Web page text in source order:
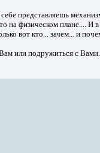
представляешь
на физическом плане....
вот кто... зачем... и
или подружиться с